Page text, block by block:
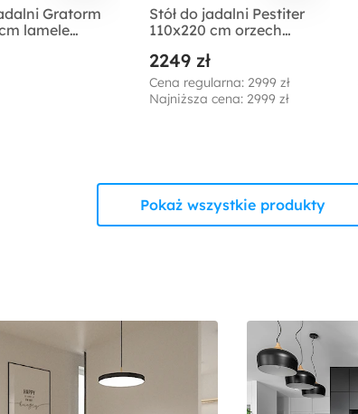
Gratorm
lamele
Stół do jadalni Pestiter
110x220 cm orzech
podstawa
2249 zł
Cena regularna: 2999 zł
Najniższa cena: 2999 zł
Pokaż wszystkie produkty